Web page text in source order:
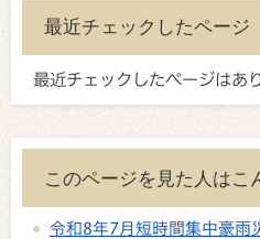
最近チェックしたページ
最近チェックしたページはあ
このページを見た人はこ
令和8年7月短時間集中豪雨